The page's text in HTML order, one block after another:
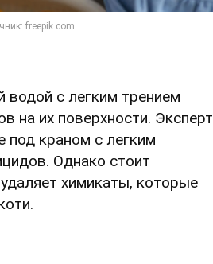
с легким трением
на их поверхности. Эксперт
под краном с легким
Однако стоит
химикаты, которые